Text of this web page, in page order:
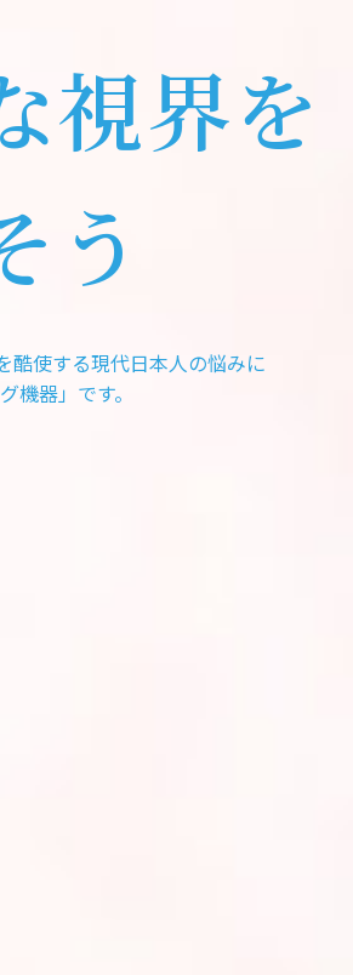
視界を
う
酷使する現代日本人の悩みに
機器」です。